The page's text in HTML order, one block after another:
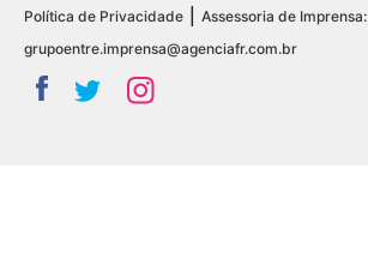
Política de Privacidade
Assessoria de Imprensa:
grupoentre.imprensa@agenciafr.com.br